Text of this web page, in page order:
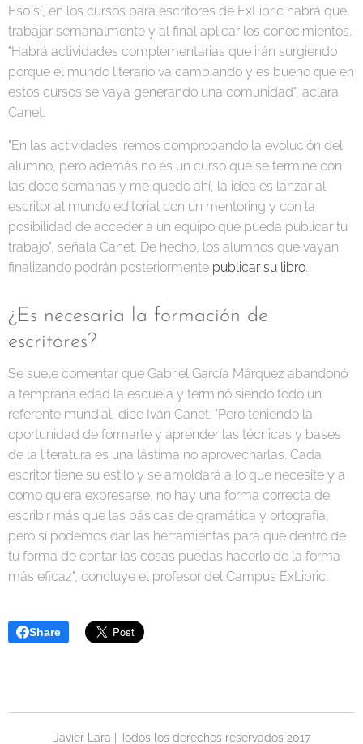
Eso sí, en los cursos para escritores de ExLibric habrá que
trabajar semanalmente y al final aplicar los conocimientos.
"Habrá actividades complementarias que irán surgiendo
porque el mundo literario va cambiando y es bueno que en
estos cursos se vaya generando una comunidad", aclara
Canet.
"En las actividades iremos comprobando la evolución del
alumno, pero además no es un curso que se termine con
las doce semanas y me quedo ahí, la idea es lanzar al
escritor al mundo editorial con un mentoring y con la
posibilidad de acceder a un equipo que pueda publicar tu
trabajo", señala Canet. De hecho, los alumnos que vayan
finalizando podrán posteriormente publicar su libro.
¿Es necesaria la formación de
escritores?
Se suele comentar que Gabriel García Márquez abandonó
a temprana edad la escuela y terminó siendo todo un
referente mundial, dice Iván Canet. "Pero teniendo la
oportunidad de formarte y aprender las técnicas y bases
de la literatura es una lástima no aprovecharlas. Cada
escritor tiene su estilo y se amoldará a lo que necesite y a
como quiera expresarse, no hay una forma correcta de
escribir más que las básicas de gramática y ortografía,
pero sí podemos dar las herramientas para que dentro de
tu forma de contar las cosas puedas hacerlo de la forma
más eficaz", concluye el profesor del Campus ExLibric.
Share
Javier Lara | Todos los derechos reservados 2017